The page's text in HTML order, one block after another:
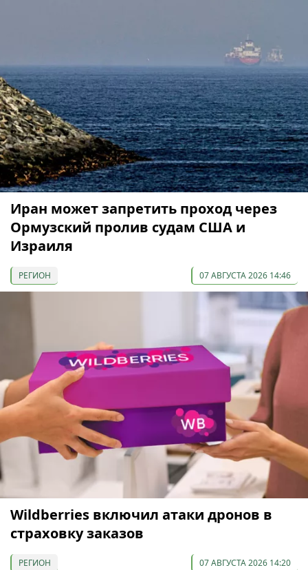
Иран может запретить проход через
Ормузский пролив судам США и
Израиля
РЕГИОН 07 АВГУСТА 2026 14:46
Wildberries включил атаки дронов в
страховку заказов
РЕГИОН 07 АВГУСТА 2026 14:20